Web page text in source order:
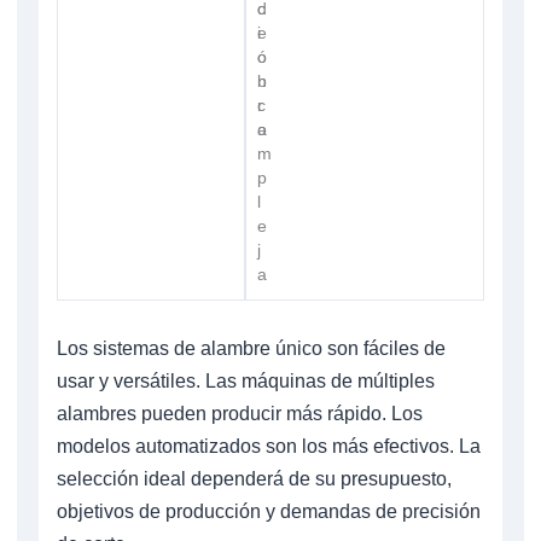
d
e
o
b
r
a
c
i
ó
n
c
o
m
p
l
e
j
a
Los sistemas de alambre único son fáciles de
usar y versátiles. Las máquinas de múltiples
alambres pueden producir más rápido. Los
modelos automatizados son los más efectivos. La
selección ideal dependerá de su presupuesto,
objetivos de producción y demandas de precisión